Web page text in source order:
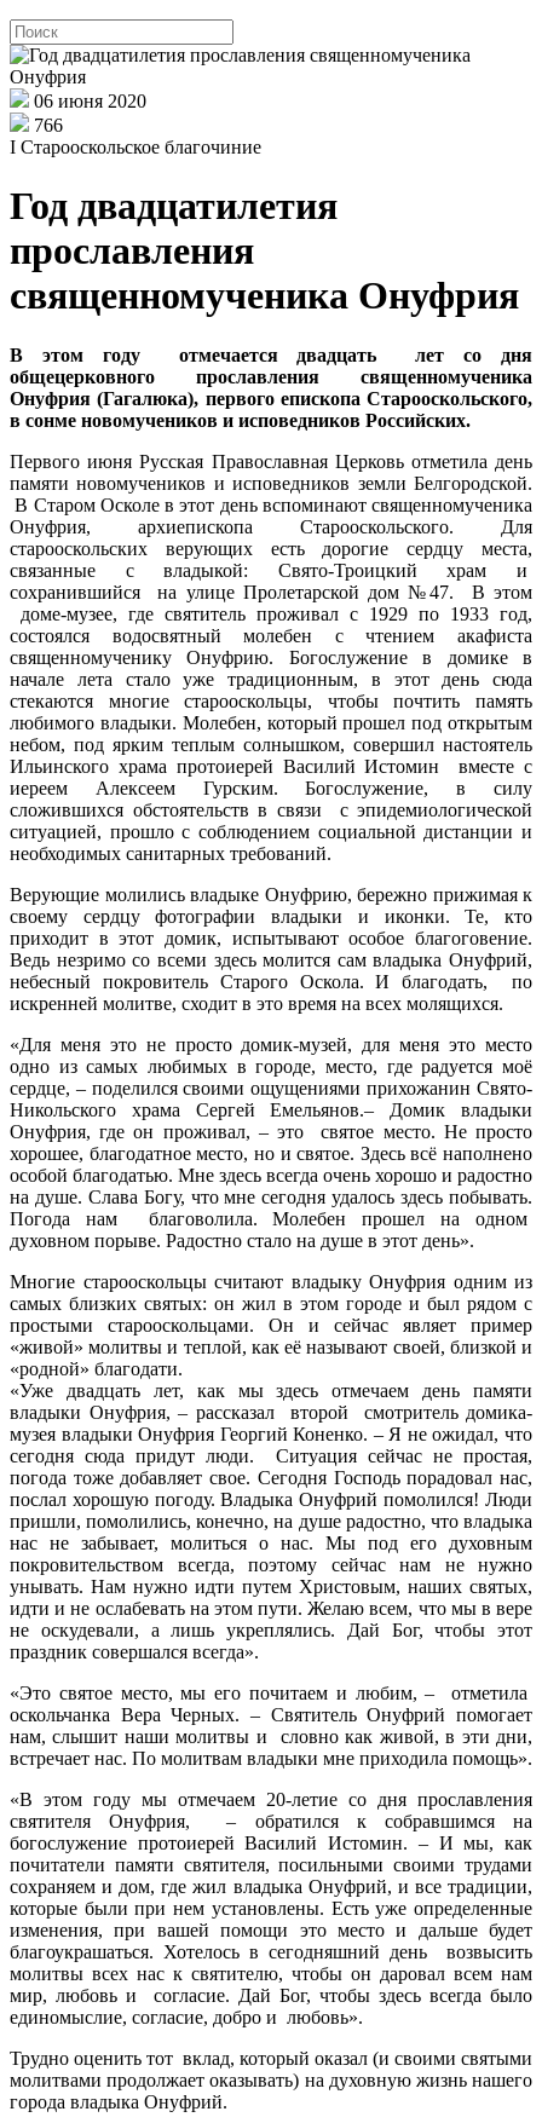
06 июня 2020
766
I Старооскольское благочиние
Год двадцатилетия
прославления
священномученика Онуфрия
В этом году отмечается двадцать лет со дня
общецерковного прославления священномученика
Онуфрия (Гагалюка), первого епископа Старооскольского,
в сонме новомучеников и исповедников Российских.
Первого июня Русская Православная Церковь отметила день
памяти новомучеников и исповедников земли Белгородской.
В Старом Осколе в этот день вспоминают священномученика
Онуфрия, архиепископа Старооскольского. Для
старооскольских верующих есть дорогие сердцу места,
связанные с владыкой: Свято-Троицкий храм и
сохранившийся на улице Пролетарской дом №47. В этом
доме-музее, где святитель проживал с 1929 по 1933 год,
состоялся водосвятный молебен с чтением акафиста
священномученику Онуфрию. Богослужение в домике в
начале лета стало уже традиционным, в этот день сюда
стекаются многие старооскольцы, чтобы почтить память
любимого владыки. Молебен, который прошел под открытым
небом, под ярким теплым солнышком, совершил настоятель
Ильинского храма протоиерей Василий Истомин вместе с
иереем Алексеем Гурским. Богослужение, в силу
сложившихся обстоятельств в связи с эпидемиологической
ситуацией, прошло с соблюдением социальной дистанции и
необходимых санитарных требований.
Верующие молились владыке Онуфрию, бережно прижимая к
своему сердцу фотографии владыки и иконки. Те, кто
приходит в этот домик, испытывают особое благоговение.
Ведь незримо со всеми здесь молится сам владыка Онуфрий,
небесный покровитель Старого Оскола. И благодать, по
искренней молитве, сходит в это время на всех молящихся.
«Для меня это не просто домик-музей, для меня это место
одно из самых любимых в городе, место, где радуется моё
сердце, – поделился своими ощущениями прихожанин Свято-
Никольского храма Сергей Емельянов.– Домик владыки
Онуфрия, где он проживал, – это святое место. Не просто
хорошее, благодатное место, но и святое. Здесь всё наполнено
особой благодатью. Мне здесь всегда очень хорошо и радостно
на душе. Слава Богу, что мне сегодня удалось здесь побывать.
Погода нам благоволила. Молебен прошел на одном
духовном порыве. Радостно стало на душе в этот день».
Многие старооскольцы считают владыку Онуфрия одним из
самых близких святых: он жил в этом городе и был рядом с
простыми старооскольцами. Он и сейчас являет пример
«живой» молитвы и теплой, как её называют своей, близкой и
«родной» благодати.
«Уже двадцать лет, как мы здесь отмечаем день памяти
владыки Онуфрия, – рассказал второй смотритель домика-
музея владыки Онуфрия Георгий Коненко. – Я не ожидал, что
сегодня сюда придут люди. Ситуация сейчас не простая,
погода тоже добавляет свое. Сегодня Господь порадовал нас,
послал хорошую погоду. Владыка Онуфрий помолился! Люди
пришли, помолились, конечно, на душе радостно, что владыка
нас не забывает, молиться о нас. Мы под его духовным
покровительством всегда, поэтому сейчас нам не нужно
унывать. Нам нужно идти путем Христовым, наших святых,
идти и не ослабевать на этом пути. Желаю всем, что мы в вере
не оскудевали, а лишь укреплялись. Дай Бог, чтобы этот
праздник совершался всегда».
«Это святое место, мы его почитаем и любим, – отметила
оскольчанка Вера Черных. – Святитель Онуфрий помогает
нам, слышит наши молитвы и словно как живой, в эти дни,
встречает нас. По молитвам владыки мне приходила помощь».
«В этом году мы отмечаем 20-летие со дня прославления
святителя Онуфрия, – обратился к собравшимся на
богослужение протоиерей Василий Истомин. – И мы, как
почитатели памяти святителя, посильными своими трудами
сохраняем и дом, где жил владыка Онуфрий, и все традиции,
которые были при нем установлены. Есть уже определенные
изменения, при вашей помощи это место и дальше будет
благоукрашаться. Хотелось в сегодняшний день возвысить
молитвы всех нас к святителю, чтобы он даровал всем нам
мир, любовь и согласие. Дай Бог, чтобы здесь всегда было
единомыслие, согласие, добро и любовь».
Трудно оценить тот вклад, который оказал (и своими святыми
молитвами продолжает оказывать) на духовную жизнь нашего
города владыка Онуфрий.